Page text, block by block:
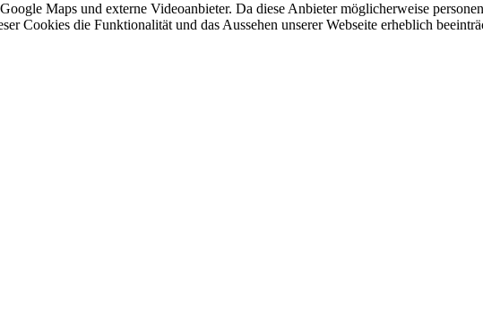
Maps und externe Videoanbieter. Da diese Anbieter möglicherweise
Cookies die Funktionalität und das Aussehen unserer Webseite erheblich